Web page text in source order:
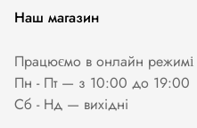
Наш магазин
Працюємо в онлайн режимі
Пн - Пт — з 10:00 до 19:00
Сб - Нд — вихiднi